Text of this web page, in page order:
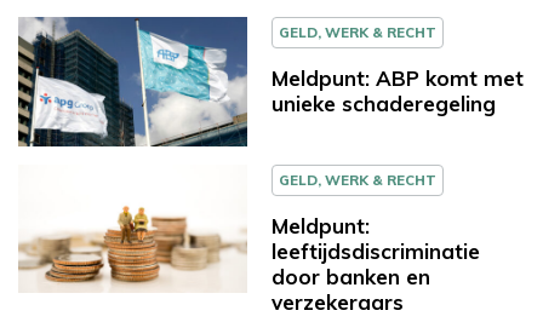
GELD, WERK & RECHT
Meldpunt: ABP komt met
unieke schaderegeling
GELD, WERK & RECHT
Meldpunt:
leeftijdsdiscriminatie
door banken en
verzekeraars